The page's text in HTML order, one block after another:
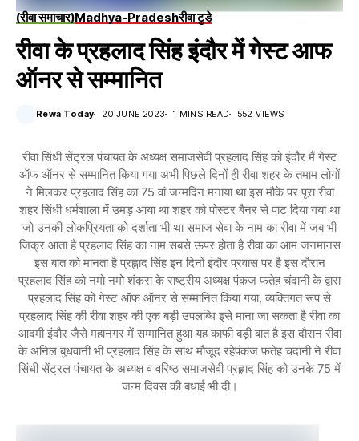
(रीवा समाचार)Madhya-Pradeshरीवा टुडे
रीवा के प्रहलाद सिंह इंदौर में गेस्ट आफ
ऑनर से सम्मानित
Rewa Today 20 JUNE 2023 1 MINS READ 552 VIEWS
रीवा सिंधी सेंट्रल पंचायत के अध्यक्ष समाजसेवी प्रहलाद सिंह को इंदौर मैं गेस्ट
ऑफ ऑनर से सम्मानित किया गया अभी पिछले दिनों ही रीवा शहर के तमाम लोगों
ने मिलकर प्रहलाद सिंह का 75 वां जन्मदिन मनाया था इस मौके पर पूरा रीवा
शहर सिंधी धर्मशाला में उमड़ आया था शहर को पोस्टर बैनर से पाट दिया गया था
जो उनकी लोकप्रियता को दर्शाता भी था समाज सेवा के नाम का रीवा में जब भी
जिक्र आता है प्रहलाद सिंह का नाम सबसे ऊपर होता है रीवा का आम जनमानस
इस बात को मानता है प्रह्लाद सिंह इन दिनों इंदौर प्रवास पर है इस दौरान
प्रहलाद सिंह को नमो नमो शंकरा के राष्ट्रीय अध्यक्ष पंकज फतेह चंदानी के द्वारा
प्रहलाद सिंह को गेस्ट ऑफ ऑनर से सम्मानित किया गया, व्यक्तिगत रूप से
प्रहलाद सिंह की रीवा शहर की एक बड़ी उपलब्धि इसे माना जा सकता है रीवा का
आदमी इंदौर जैसे महानगर में सम्मानित हुआ यह काफी बड़ी बात है इस दौरान रीवा
के अनिल बुधवानी भी प्रहलाद सिंह के साथ मौजूद रहेपंकज फतेह चंदानी ने रीवा
सिंधी सेंट्रल पंचायत के अध्यक्ष व वरिष्ठ समाजसेवी प्रह्लाद सिंह को उनके 75 में
जन्म दिवस की बधाई भी दी।